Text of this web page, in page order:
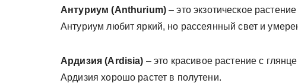
Антуриум (Anthurium) – это экзотическое
Антуриум любит яркий, но рассеянный свет и
Ардизия (Ardisia) – это красивое растение с
Ардизия хорошо растет в полутени.